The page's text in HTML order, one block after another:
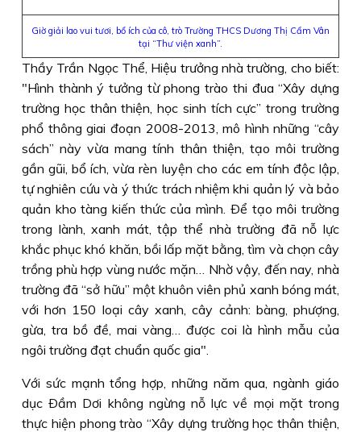
Giờ giải lao vui tươi, bổ ích của cô, trò Trường THCS Dương Thị Cẩm Vân
tại “Thư viện xanh”.
Thầy Trần Ngọc Thể, Hiệu trưởng nhà trường, cho biết:
"Hình thành ý tưởng từ phong trào thi đua “Xây dựng
trường học thân thiện, học sinh tích cực” trong trường
phổ thông giai đoạn 2008-2013, mô hình những “cây
sách” này vừa mang tính thân thiện, tạo môi trường
gần gũi, bổ ích, vừa rèn luyện cho các em tính độc lập,
tự nghiên cứu và ý thức trách nhiệm khi quản lý và bảo
quản kho tàng kiến thức của mình. Ðể tạo môi trường
trong lành, xanh mát, tập thể nhà trường đã nỗ lực
khắc phục khó khăn, bồi lấp mặt bằng, tìm và chọn cây
trồng phù hợp vùng nước mặn… Nhờ vậy, đến nay, nhà
trường đã “sở hữu” một khuôn viên phủ xanh bóng mát,
với hơn 150 loại cây xanh, cây cảnh: bàng, phượng,
gừa, tra bồ đề, mai vàng… được coi là hình mẫu của
ngôi trường đạt chuẩn quốc gia".
Với sức mạnh tổng hợp, những năm qua, ngành giáo
dục Ðầm Dơi không ngừng nỗ lực về mọi mặt trong
thực hiện phong trào “Xây dựng trường học thân thiện,